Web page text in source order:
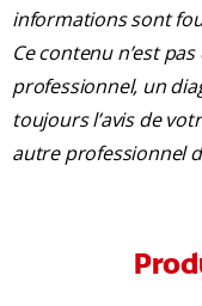
informations sont
Ce contenu n’est
professionnel, un
toujours l’avis de
autre professionnel